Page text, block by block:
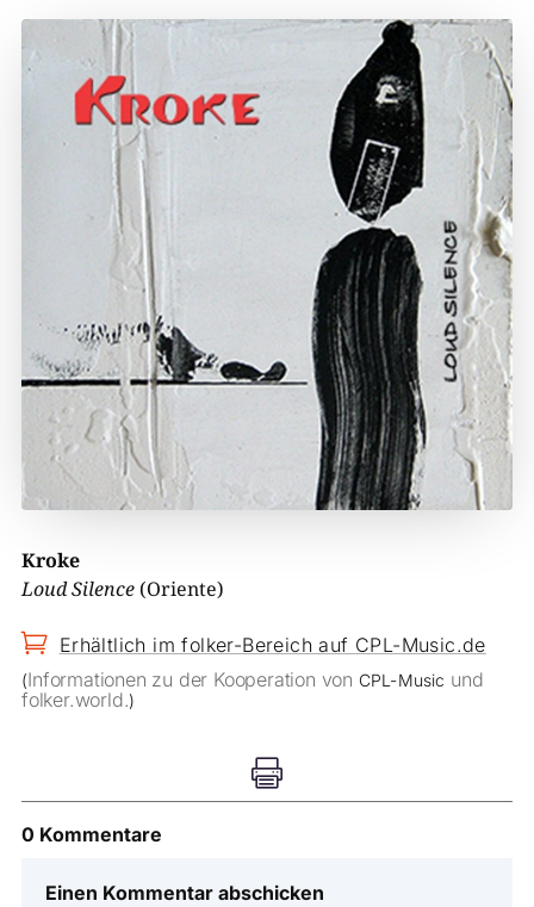
Kroke
Loud Silence(Oriente)
 Erhältlich im folker-Bereich auf CPL-Music.de
(Informationen zu der Kooperation von CPL-Music und
folker.world.)

0 Kommentare
Einen Kommentar abschicken